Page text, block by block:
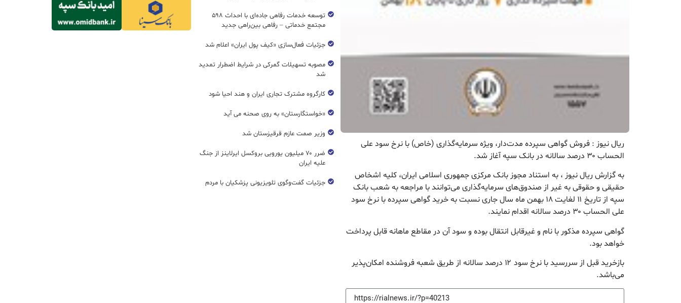
ریال نیوز : فروش گواهی سپرده مدت‌دار، ویژه سرمایه‌گذاری (خاص) با نرخ سود علی
الحساب ۳۰ درصد سالانه در بانک سپه آغاز شد.
به گزارش ریال نیوز ، به استناد مجوز بانک مرکزی جمهوری اسلامی ایران، کلیه اشخاص
حقیقی و حقوقی به‌ غیر از صندوق‌های سرمایه‌گذاری می‌توانند با مراجعه به شعب بانک
سپه از تاریخ ۱۱ لغایت ۱۸ بهمن ماه سال جاری نسبت به خرید گواهی سپرده با نرخ سود
علی الحساب ۳۰ درصد سالانه اقدام نمایند.
گواهی سپرده مذکور با نام و غیرقابل انتقال بوده و سود آن در مقاطع ماهانه قابل پرداخت
خواهد بود.
بازخرید قبل از سررسید با نرخ سود ۱۲ درصد سالانه از طریق شعبه فروشنده امکان‌پذیر
می‌باشد.
توسعه خدمات رفاهی جاده‌ای با احداث ۵۹۸
مجتمع خدماتی – رفاهی بین‌راهی جدید
جزئیات فعال‌سازی «کیف پول ایران» اعلام شد
مصوبه تسهیلات گمرکی در شرایط اضطرار تمدید
شد
کارگروه مشترک تجاری ایران و هند احیا شود
«خواستگارستان» به روی صحنه می آید
وزیر صمت عازم قرقیزستان شد
ضرر ۷۰ میلیون یورویی بروکسل ایرلاینز از جنگ
علیه ایران
جزئیات گفت‌وگوی تلویزیونی پزشکیان با مردم